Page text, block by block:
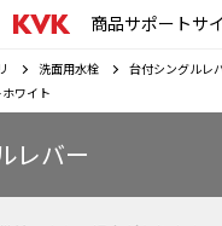
商品サポートサ
洗面用水栓
台付シングルレ
ワイト
レバー